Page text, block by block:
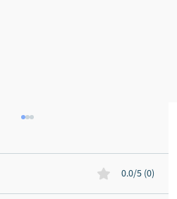
0.0/5 (0)